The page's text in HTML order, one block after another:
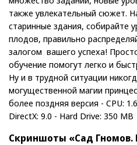
также увлекательный сюжет.
старинные здания, собирайте
плодов, правильно
залогом вашего успеха!
обучение помогут легко и
Ну и в трудной ситуации
могущественной магии
более поздняя версия - CPU:
DirectX: 9.0 - Hard Drive: 350 MB
Скриншоты «Сад Гномов.